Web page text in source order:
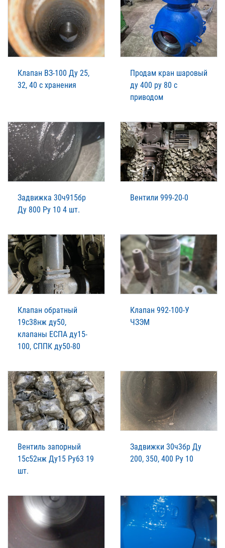
Клапан ВЗ-100 Ду 25,
32, 40 с хранения
Продам кран шаровый
ду 400 ру 80 с
приводом
Задвижка 30ч915бр
Ду 800 Ру 10 4 шт.
Вентили 999-20-0
Клапан обратный
19с38нж ду50,
клапаны ЕСПА ду15-
100, СППК ду50-80
Клапан 992-100-У
ЧЗЭМ
Вентиль запорный
15с52нж Ду15 Ру63 19
шт.
Задвижки 30ч3бр Ду
200, 350, 400 Ру 10